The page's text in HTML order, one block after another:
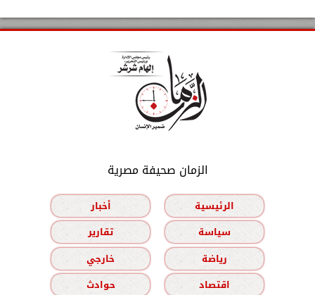
الزمان صحيفة مصرية
الرئيسية
أخبار
سياسة
تقارير
رياضة
خارجي
اقتصاد
حوادث